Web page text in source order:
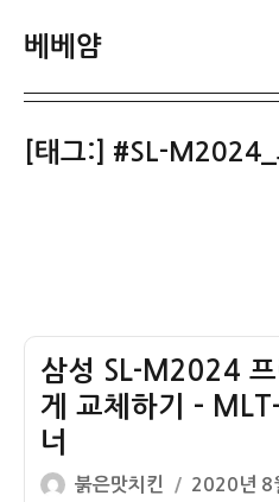
베베얌
[태그:] #SL-M2024_
삼성 SL-M2024
게 교체하기 –
너
글
붉은맛치킨
작
2020년 8